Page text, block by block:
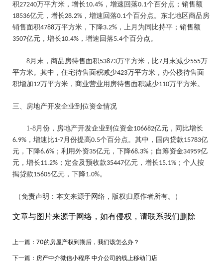
积27240万平方米，增长10.4% ，增速回落0.1个百分点；销售额
18536亿元，增长28.2% ，增速回落0.1个百分点。东北地区商品房
销售面积4788万平方米，下降3.2% ，上月为同比持平；销售额
3507亿元，增长10.4% ，增速回落5.4个百分点。
8月末，商品房待售面积53873万平方米，比7月末减少555万
平方米。其中，住宅待售面积减少423万平方米，办公楼待售面
积增加12万平方米，商业营业用房待售面积减少110万平方米。
三、房地产开发企业到位资金情况
1-8月份，房地产开发企业到位资金106682亿元，同比增长
6.9% ，增速比1-7月份提高0.5个百分点。其中，国内贷款15783亿
元，下降6.6% ；利用外资35亿元，下降68.3% ；自筹资金34959亿
元，增长11.2% ；定金及预收款35447亿元，增长15.1% ；个人按
揭贷款15605亿元，下降1.0%。
（免责声明：本文来源于网络，版权归原作者所有。）
文章与图片来源于网络，如有侵权，请联系我们删除
上一篇： 70的房屋产权到期后，我们该怎么办？
下一篇： 房产中介微信小程序 中介公司的线上移动门店